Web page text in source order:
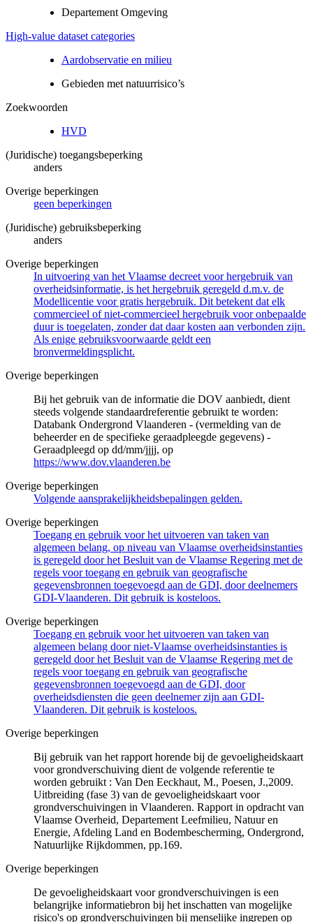
Departement Omgeving
High-value dataset categories
Aardobservatie en milieu
Gebieden met natuurrisico’s
Zoekwoorden
HVD
(Juridische) toegangsbeperking
anders
Overige beperkingen
geen beperkingen
(Juridische) gebruiksbeperking
anders
Overige beperkingen
In uitvoering van het Vlaamse decreet voor hergebruik van
overheidsinformatie, is het hergebruik geregeld d.m.v. de
Modellicentie voor gratis hergebruik. Dit betekent dat elk
commercieel of niet-commercieel hergebruik voor onbepaalde
duur is toegelaten, zonder dat daar kosten aan verbonden zijn.
Als enige gebruiksvoorwaarde geldt een
bronvermeldingsplicht.
Overige beperkingen
Bij het gebruik van de informatie die DOV aanbiedt, dient
steeds volgende standaardreferentie gebruikt te worden:
Databank Ondergrond Vlaanderen - (vermelding van de
beheerder en de specifieke geraadpleegde gegevens) -
Geraadpleegd op dd/mm/jjjj, op
https://www.dov.vlaanderen.be
Overige beperkingen
Volgende aansprakelijkheidsbepalingen gelden.
Overige beperkingen
Toegang en gebruik voor het uitvoeren van taken van
algemeen belang, op niveau van Vlaamse overheidsinstanties
is geregeld door het Besluit van de Vlaamse Regering met de
regels voor toegang en gebruik van geografische
gegevensbronnen toegevoegd aan de GDI, door deelnemers
GDI-Vlaanderen. Dit gebruik is kosteloos.
Overige beperkingen
Toegang en gebruik voor het uitvoeren van taken van
algemeen belang door niet-Vlaamse overheidsinstanties is
geregeld door het Besluit van de Vlaamse Regering met de
regels voor toegang en gebruik van geografische
gegevensbronnen toegevoegd aan de GDI, door
overheidsdiensten die geen deelnemer zijn aan GDI-
Vlaanderen. Dit gebruik is kosteloos.
Overige beperkingen
Bij gebruik van het rapport horende bij de gevoeligheidskaart
voor grondverschuiving dient de volgende referentie te
worden gebruikt : Van Den Eeckhaut, M., Poesen, J.,2009.
Uitbreiding (fase 3) van de gevoeligheidskaart voor
grondverschuivingen in Vlaanderen. Rapport in opdracht van
Vlaamse Overheid, Departement Leefmilieu, Natuur en
Energie, Afdeling Land en Bodembescherming, Ondergrond,
Natuurlijke Rijkdommen, pp.169.
Overige beperkingen
De gevoeligheidskaart voor grondverschuivingen is een
belangrijke informatiebron bij het inschatten van mogelijke
risico's op grondverschuivingen bij menselijke ingrepen op